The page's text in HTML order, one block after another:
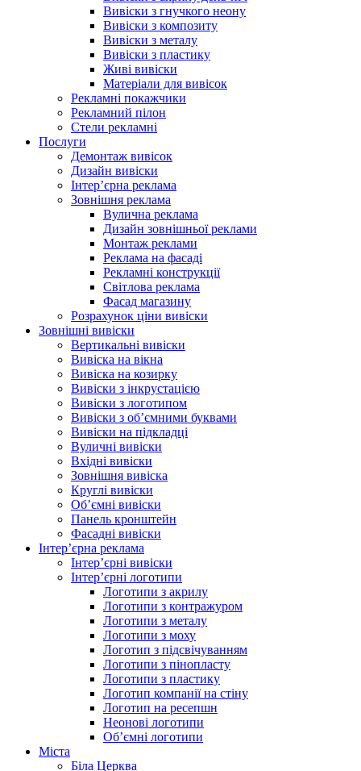
Вивіски з гнучкого неону
Вивіски з композиту
Вивіски з металу
Вивіски з пластику
Живі вивіски
Матеріали для вивісок
Рекламні покажчики
Рекламний пілон
Стели рекламні
Послуги
Демонтаж вивісок
Дизайн вивіски
Інтер’єрна реклама
Зовнішня реклама
Вулична реклама
Дизайн зовнішньої реклами
Монтаж реклами
Реклама на фасаді
Рекламні конструкції
Світлова реклама
Фасад магазину
Розрахунок ціни вивіски
Зовнішні вивіски
Вертикальні вивіски
Вивіска на вікна
Вивіска на козирку
Вивіски з інкрустацією
Вивіски з логотипом
Вивіски з об’ємними буквами
Вивіски на підкладці
Вуличні вивіски
Вхідні вивіски
Зовнішня вивіска
Круглі вивіски
Об’ємні вивіски
Панель кронштейн
Фасадні вивіски
Інтер’єрна реклама
Інтер’єрні вивіски
Інтер’єрні логотипи
Логотипи з акрилу
Логотипи з контражуром
Логотипи з металу
Логотипи з моху
Логотип з підсвічуванням
Логотипи з пінопласту
Логотипи з пластику
Логотип компанії на стіну
Логотип на ресепшн
Неонові логотипи
Об’ємні логотипи
Міста
Біла Церква